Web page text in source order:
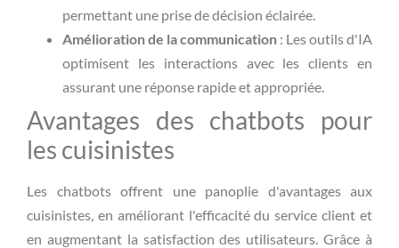
permettant une prise de décision éclairée.
Amélioration de la communication : Les outils d'IA
optimisent les interactions avec les clients en
assurant une réponse rapide et appropriée.
Avantages des chatbots pour
les cuisinistes
Les chatbots offrent une panoplie d'avantages aux
cuisinistes, en améliorant l'efficacité du service client et
en augmentant la satisfaction des utilisateurs. Grâce à